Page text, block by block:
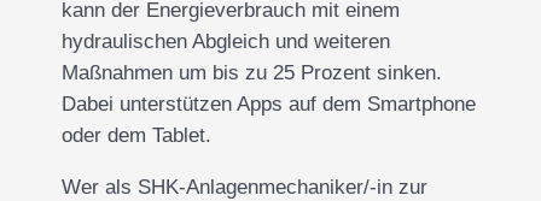
kann der Energieverbrauch mit einem
hydraulischen Abgleich und weiteren
Maßnahmen um bis zu 25 Prozent sinken.
Dabei unterstützen Apps auf dem Smartphone
oder dem Tablet.
Wer als SHK-Anlagenmechaniker/-in zur